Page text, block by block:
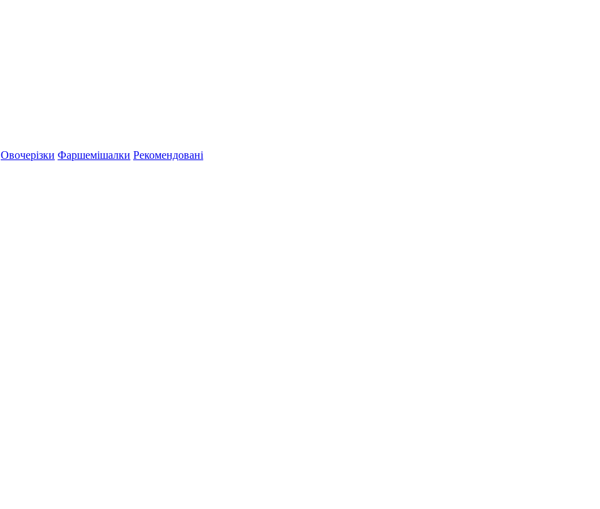
Овочерізки Фаршемішалки Рекомендовані